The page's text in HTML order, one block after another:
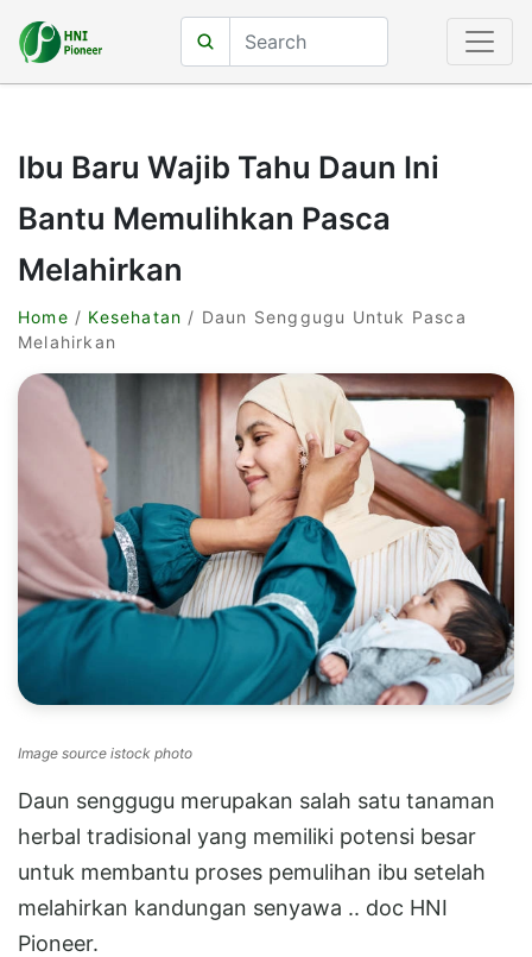
Ibu Baru Wajib Tahu Daun Ini
Bantu Memulihkan Pasca
Melahirkan
Home / Kesehatan / Daun Senggugu Untuk Pasca
Melahirkan
Image source istock photo
Daun senggugu merupakan salah satu tanaman
herbal tradisional yang memiliki potensi besar
untuk membantu proses pemulihan ibu setelah
melahirkan kandungan senyawa .. doc HNI
Pioneer.